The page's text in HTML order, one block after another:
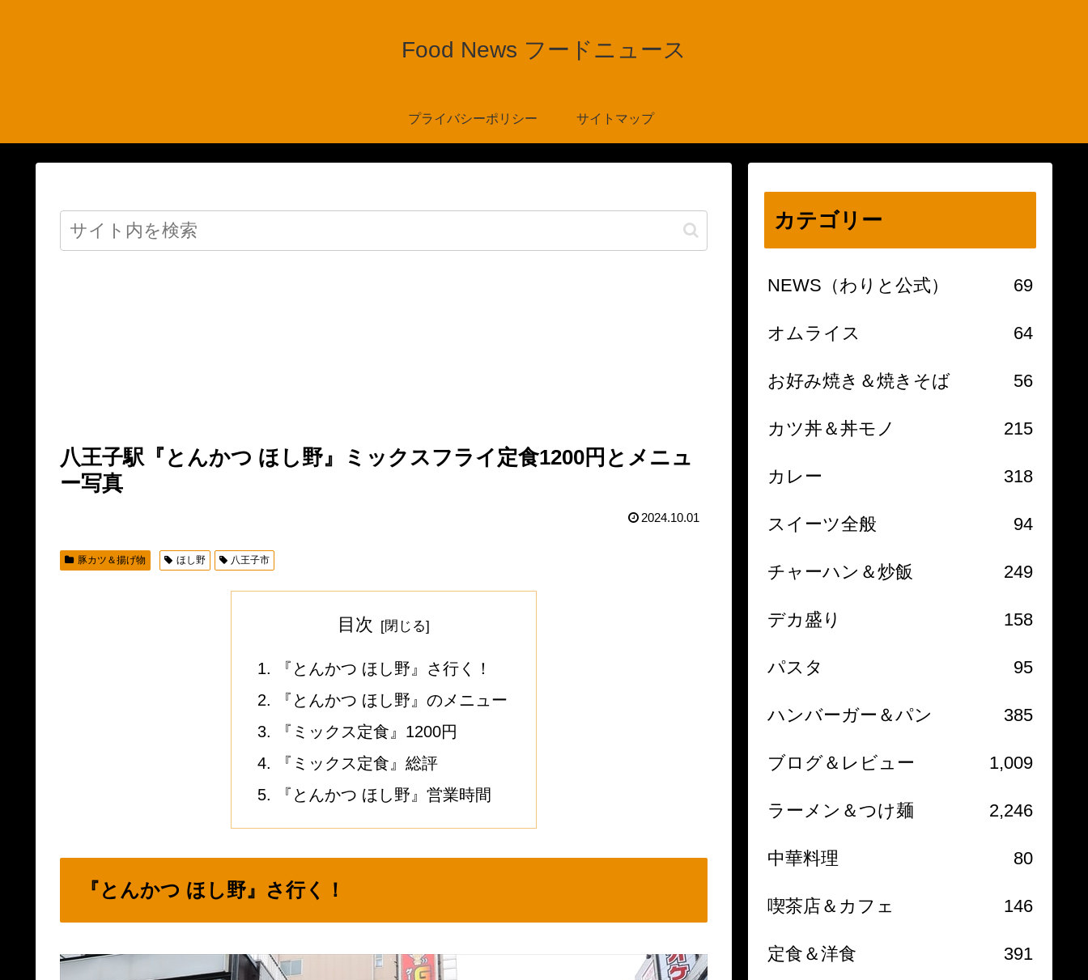
Food News フードニュース
プライバシーポリシー サイトマップ
八王子駅『とんかつ ほし野』ミックスフライ定食1200円とメニュ
ー写真
2024.10.01
豚カツ＆揚げ物 ほし野 八王子市
目次
『とんかつ ほし野』さ行く！
『とんかつ ほし野』のメニュー
『ミックス定食』1200円
『ミックス定食』総評
『とんかつ ほし野』営業時間
『とんかつ ほし野』さ行く！
カテゴリー
NEWS（わりと公式） 69
オムライス 64
お好み焼き＆焼きそば 56
カツ丼＆丼モノ 215
カレー 318
スイーツ全般 94
チャーハン＆炒飯 249
デカ盛り 158
パスタ 95
ハンバーガー＆パン 385
ブログ＆レビュー 1,009
ラーメン＆つけ麺 2,246
中華料理 80
喫茶店＆カフェ 146
定食＆洋食 391